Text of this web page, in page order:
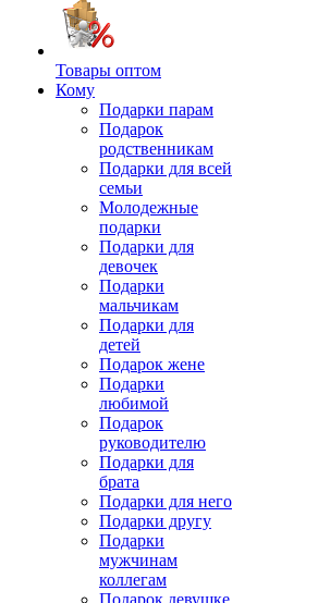
Товары оптом
Кому
Подарки парам
Подарок
родственникам
Подарки для всей
семьи
Молодежные
подарки
Подарки для
девочек
Подарки
мальчикам
Подарки для
детей
Подарок жене
Подарки
любимой
Подарок
руководителю
Подарки для
брата
Подарки для него
Подарки другу
Подарки
мужчинам
коллегам
Подарок девушке